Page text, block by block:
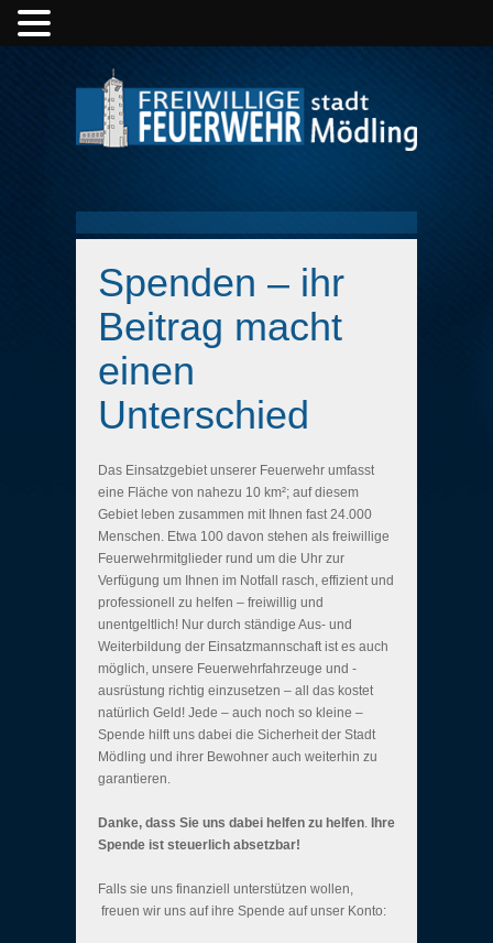
Spenden – ihr
Beitrag macht
einen
Unterschied
Das Einsatzgebiet unserer Feuerwehr umfasst
eine Fläche von nahezu 10 km²; auf diesem
Gebiet leben zusammen mit Ihnen fast 24.000
Menschen. Etwa 100 davon stehen als freiwillige
Feuerwehrmitglieder rund um die Uhr zur
Verfügung um Ihnen im Notfall rasch, effizient und
professionell zu helfen – freiwillig und
unentgeltlich! Nur durch ständige Aus- und
Weiterbildung der Einsatzmannschaft ist es auch
möglich, unsere Feuerwehrfahrzeuge und -
ausrüstung richtig einzusetzen – all das kostet
natürlich Geld! Jede – auch noch so kleine –
Spende hilft uns dabei die Sicherheit der Stadt
Mödling und ihrer Bewohner auch weiterhin zu
garantieren.
Danke, dass Sie uns dabei helfen zu helfen. Ihre
Spende ist steuerlich absetzbar!
Falls sie uns finanziell unterstützen wollen,
freuen wir uns auf ihre Spende auf unser Konto: